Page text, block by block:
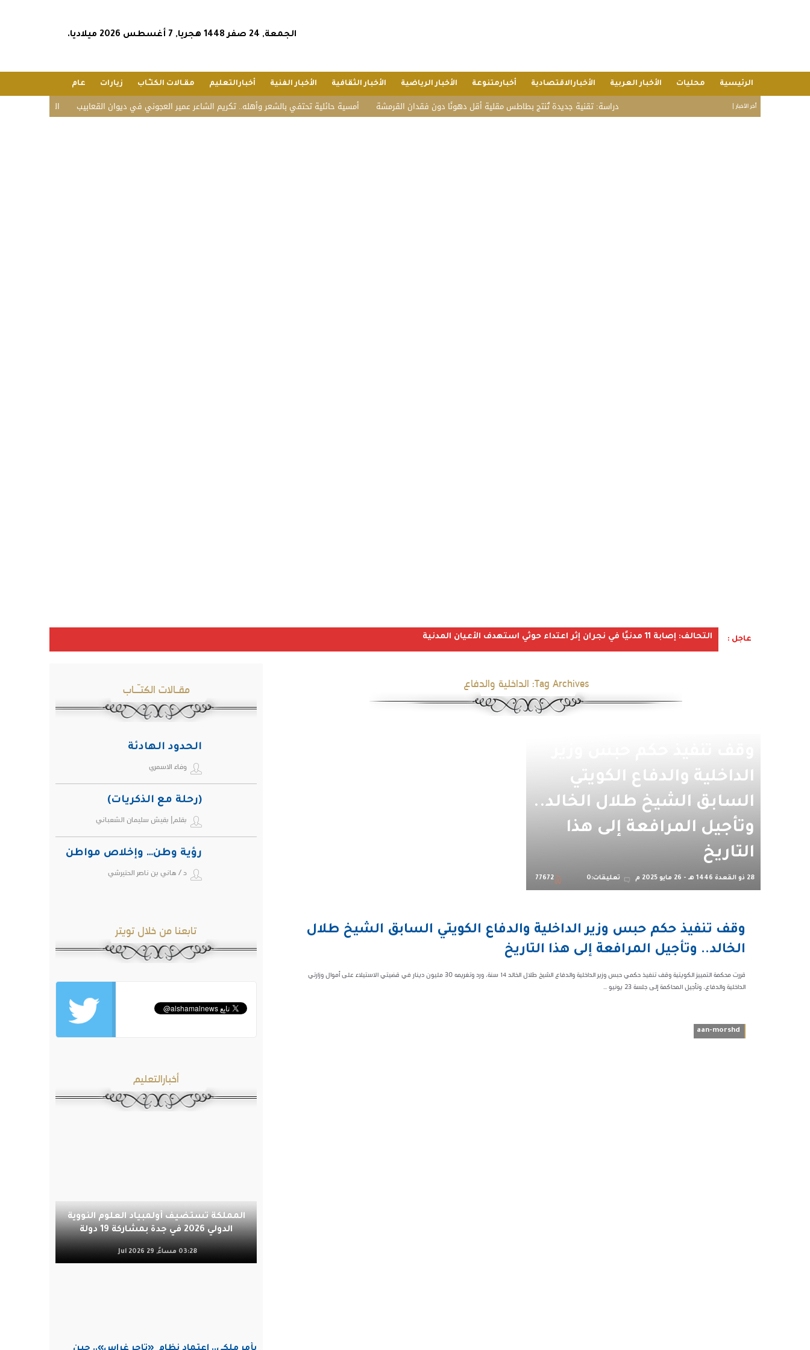
الجمعة, 24 صفر 1448 هجريا, 7 أغسطس 2026 ميلاديا.
الرئيسية محليات الأخبار العربية الأخبارالاقتصادية أخبارمتنوعة الأخبار الرياضية الأخبار الثقافية الأخبار الفنية أخبارالتعليم مقـالات الكتـّـاب زيارات عام
أخر الأخبار | الشؤون الإسلامية أمسية حائلية تحتفي بالشعر وأهله.. تكريم الشاعر عمير العجوني في ديوان القعابيب دراسة: تقنية جديدة تُنتج بطاطس مقلية أقل دهونًا دون فقدان القرمشة
عاجل : التحالف: إصابة 11 مدنيًا في نجران إثر اعتداء حوثي استهدف الأعيان المدنية
Tag Archives: الداخلية والدفاع
الداخلية والدفاع الكويتي
السابق الشيخ طلال الخالد..
وتأجيل المرافعة إلى هذا
التاريخ
28 ذو القعدة 1446 هـ - 26 مايو 2025 م تعليقات:0 77672
وقف تنفيذ حكم حبس وزير الداخلية والدفاع الكويتي السابق الشيخ طلال
الخالد.. وتأجيل المرافعة إلى هذا التاريخ
قررت محكمة التمييز الكويتية وقف تنفيذ حكمي حبس وزير الداخلية والدفاع الشيخ طلال الخالد 14 سنة، ورد وتغريمه 30 مليون دينار في قضيتي الاستيلاء على أموال وزارتي
الداخلية والدفاع، وتأجيل المحاكمة إلى جلسة 23 يونيو ...
aan-morshd
مقـالات الكتـّـاب
الحدود الهادئة
وفاء الاسمري
(رحلة مع الذكريات)
بقلم| بقيش سليمان الشعباني
رؤية وطن… وإخلاص مواطن
د / هاني بن ناصر الحتيرشي
تابعنا من خلال تويتر
أخبارالتعليم
المملكة تستضيف أولمبياد العلوم النووية
الدولي 2026 في جدة بمشاركة 19 دولة
03:28 مساءً, 29 Jul 2026